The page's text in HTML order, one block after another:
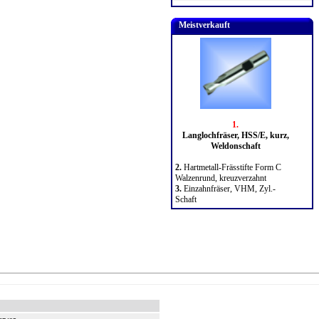
Meistverkauft
1.
Langlochfräser, HSS/E, kurz,
Weldonschaft
2. Hartmetall-Frässtifte Form C
Walzenrund, kreuzverzahnt
3. Einzahnfräser, VHM, Zyl.-
Schaft